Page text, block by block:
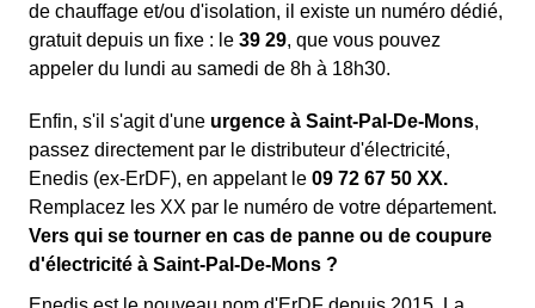
de chauffage et/ou d'isolation, il existe un numéro dédié,
gratuit depuis un fixe : le 39 29, que vous pouvez
appeler du lundi au samedi de 8h à 18h30.
Enfin, s'il s'agit d'une urgence à Saint-Pal-De-Mons,
passez directement par le distributeur d'électricité,
Enedis (ex-ErDF), en appelant le 09 72 67 50 XX.
Remplacez les XX par le numéro de votre département.
Vers qui se tourner en cas de panne ou de coupure
d'électricité à Saint-Pal-De-Mons ?